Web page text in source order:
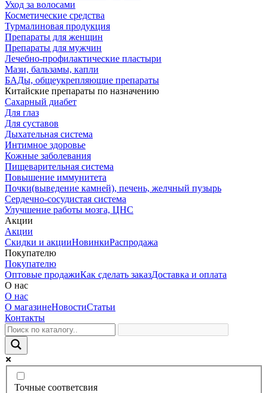
Уход за волосами
Косметические средства
Турмалиновая продукция
Препараты для женщин
Препараты для мужчин
Лечебно-профилактические пластыри
Мази, бальзамы, капли
БАДы, общеукрепляющие препараты
Китайские препараты по назначению
Cахарный диабет
Для глаз
Для суставов
Дыхательная система
Интимное здоровье
Кожные заболевания
Пищеварительная система
Повышение иммунитета
Почки(выведение камней), печень, желчный пузырь
Сердечно-сосудистая система
Улучшение работы мозга, ЦНС
Акции
Акции
Скидки и акцииНовинкиРаспродажа
Покупателю
Покупателю
Оптовые продажиКак сделать заказДоставка и оплата
О нас
О нас
О магазинеНовостиСтатьи
Контакты
Точные соответсвия